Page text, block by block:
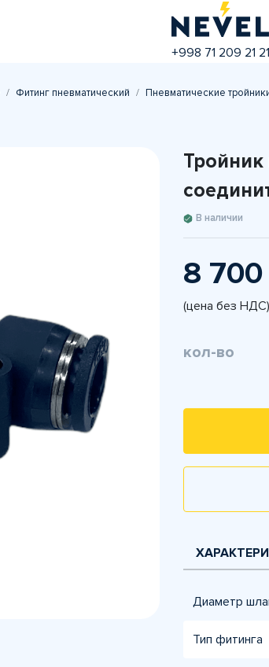
+998 71 209 21 21
Фитинг пневматический Пневматические
Тройник
В наличии
8
(цена без НДС)
кол-во
Диаметр
Тип фитинга